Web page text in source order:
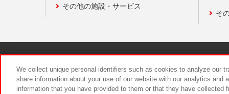
その他の施設・サービス
そ
食品のご
We collect unique personal identifiers such as cookies to analyze our
share information about your use of our website with our analytics and
information that you have provided to them or that they have